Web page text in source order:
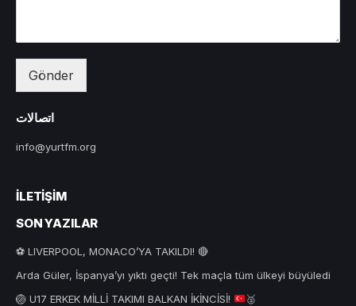
Gönder
اتصالات
info@yurtfm.org
İLETIŞIM
SON YAZILAR
⚽ LIVERPOOL, MONACO’YA TAKILDI! 🔴
Arda Güler, İspanya’yı yıktı geçti! Tek maçla tüm ülkeyi büyüledi
🏐 U17 ERKEK MİLLİ TAKIMI BALKAN İKİNCİSİ! 🥈